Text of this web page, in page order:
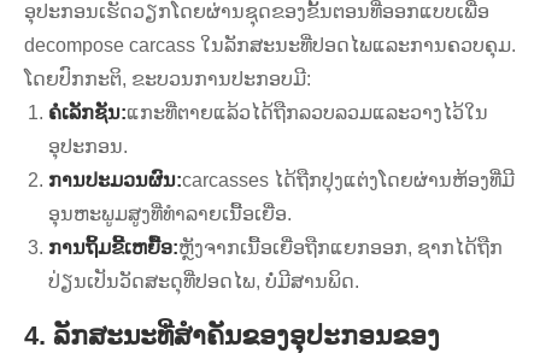
ອຸ​ປະ​ກອນ​ເຮັດ​ວຽກ​ໂດຍ​ຜ່ານ​ຊຸດ​ຂອງ​ຂັ້ນ​ຕອນ​ທີ່​ອອກ​ແບບ​ເພື່ອ
decompose carcass ໃນ​ລັກ​ສະ​ນະ​ທີ່​ປອດ​ໄພ​ແລະ​ການ​ຄວບ​ຄຸມ.
ໂດຍປົກກະຕິ, ຂະບວນການປະກອບມີ:
ຄໍເລັກຊັນ:ແກະທີ່ຕາຍແລ້ວໄດ້ຖືກລວບລວມແລະວາງໄວ້ໃນ
ອຸປະກອນ.
ການປະມວນຜົນ:carcasses ໄດ້ຖືກປຸງແຕ່ງໂດຍຜ່ານຫ້ອງທີ່ມີ
ອຸນຫະພູມສູງທີ່ທໍາລາຍເນື້ອເຍື່ອ.
ການຖິ້ມຂີ້ເຫຍື້ອ:ຫຼັງຈາກເນື້ອເຍື່ອຖືກແຍກອອກ, ຊາກໄດ້ຖືກ
ປ່ຽນເປັນວັດສະດຸທີ່ປອດໄພ, ບໍ່ມີສານພິດ.
4. ລັກສະນະທີ່ສໍາຄັນຂອງອຸປະກອນຂອງ